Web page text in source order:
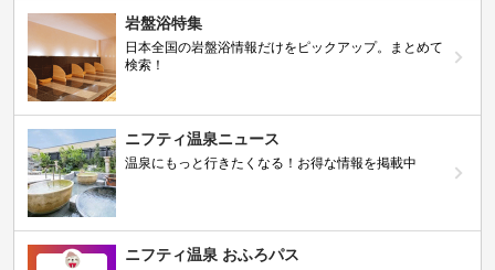
岩盤浴特集
日本全国の岩盤浴情報だけをピックアップ。まとめて
検索！
ニフティ温泉ニュース
温泉にもっと行きたくなる！お得な情報を掲載中
ニフティ温泉 おふろパス